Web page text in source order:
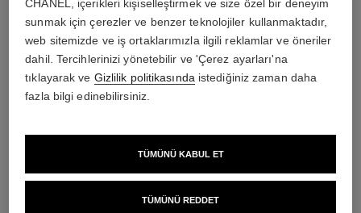
baume essentiel
Çok Amaçli Stick Aydinlatici
joues contraste intense
Cream-to-powder Blush
CHANEL, içerikleri kişiselleştirmek ve size özel bir deneyim
sunmak için çerezler ve benzer teknolojiler kullanmaktadır,
web sitemizde ve iş ortaklarımızla ilgili reklamlar ve öneriler
dahil. Tercihlerinizi yönetebilir ve 'Çerez ayarları'na
tıklayarak ve Gizlilik politikasında istediğiniz zaman daha
fazla bilgi edinebilirsiniz.
TÜMÜNÜ REDDET
TÜMÜNÜ KABUL ET